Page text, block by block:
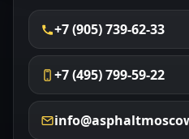
+7 (905) 739-62-33
+7 (495) 799-59-22